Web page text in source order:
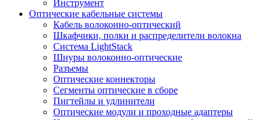
Инструмент
Оптические кабельные системы
Кабель волоконно-оптический
Шкафчики, полки и распределители волокна
Система LightStack
Шнуры волоконно-оптические
Разъемы
Оптические коннекторы
Сегменты оптические в сборе
Пигтейлы и удлинители
Оптические модули и проходные адаптеры